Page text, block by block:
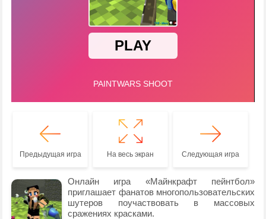
Предыдущая игра На весь экран Следующая игра
Онлайн игра «Майнкрафт пейнтбол»
приглашает фанатов многопользовательских
шутеров поучаствовать в массовых
сражениях красками.